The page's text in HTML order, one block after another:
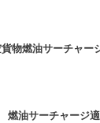
物燃油サーチャ
油サーチャージ